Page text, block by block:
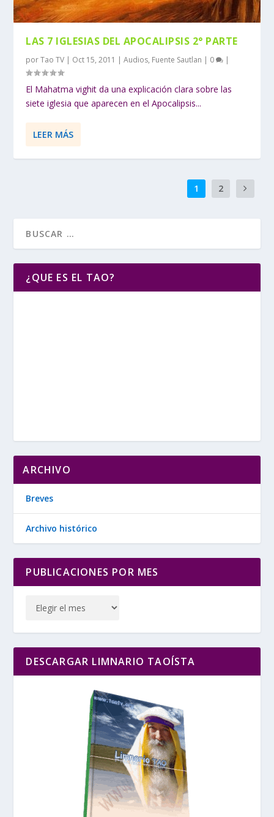
LAS 7 IGLESIAS DEL APOCALIPSIS 2° PARTE
porTao TV | Oct 15, 2011 |Audios, Fuente Sautlan | 0 |
El Mahatma vighit da una explicación clara sobre las
siete iglesia que aparecen en el Apocalipsis...
LEER MÁS
1 2
¿QUE ES EL TAO?
ARCHIVO
Breves
Archivo histórico
PUBLICACIONES POR MES
DESCARGAR LIMNARIO TAOÍSTA